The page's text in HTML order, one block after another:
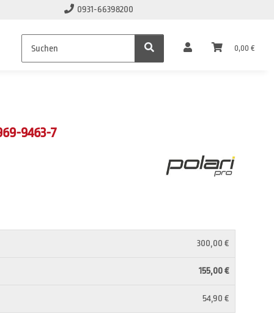
0931-66398200
0,00 €
9463-7
300,00 €
155,00 €
54,90 €